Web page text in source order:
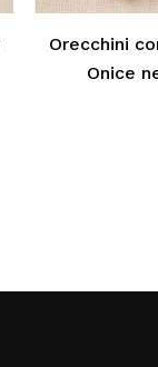
Orecchini
Onice